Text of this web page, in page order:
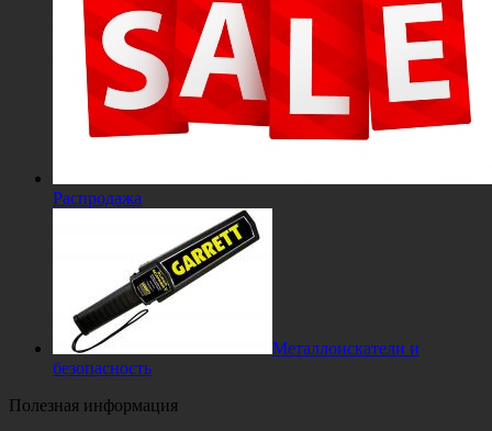
Распродажа
Металлоискатели и
безопасность
Полезная информация